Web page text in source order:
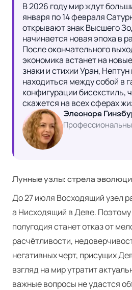
В 2026 году мир ждут
января по 14 февраля
открывают знак Высшего
начинается новая эпоха в
После окончательного
экономика встанет на
знаки и стихии Уран,
находиться между собой в
конфигурации бисекстиль,
скажется на всех сферах
Элеонора
Лунные узлы: стрела
До 27 июля Восходящий узел
а Нисходящий в Деве.
полугодия станет отказ от
расчётливости,
негативных черт, присущих
взгляд на мир утратит
важные вопросы не удастся